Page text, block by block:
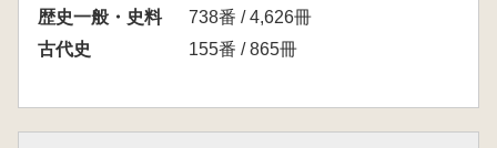
歴史一般・史料
738番 / 4,626冊
古代史
155番 / 865冊